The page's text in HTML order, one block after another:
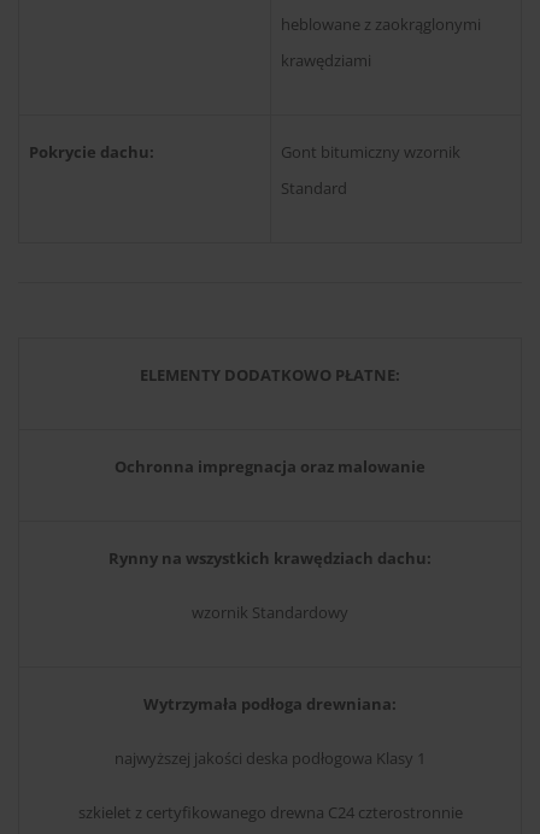
heblowane z zaokrąglonymi
krawędziami
Pokrycie dachu:
Gont bitumiczny wzornik
Standard
ELEMENTY DODATKOWO PŁATNE:
Ochronna impregnacja oraz malowanie
Rynny na wszystkich krawędziach dachu:
wzornik Standardowy
Wytrzymała podłoga drewniana:
najwyższej jakości deska podłogowa Klasy 1
szkielet z certyfikowanego drewna C24 czterostronnie